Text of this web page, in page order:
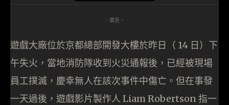
- 廣告 -
遊戲大廠位於京都總部開發大樓於昨日（ 14 日）下
午失火，當地消防隊收到火災通報後，已經被現場
員工撲滅，慶幸無人在該次事件中傷亡。但在事發
一天過後，遊戲影片製作人 Liam Robertson 指一